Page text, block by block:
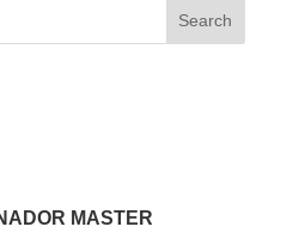
Search
MASTER